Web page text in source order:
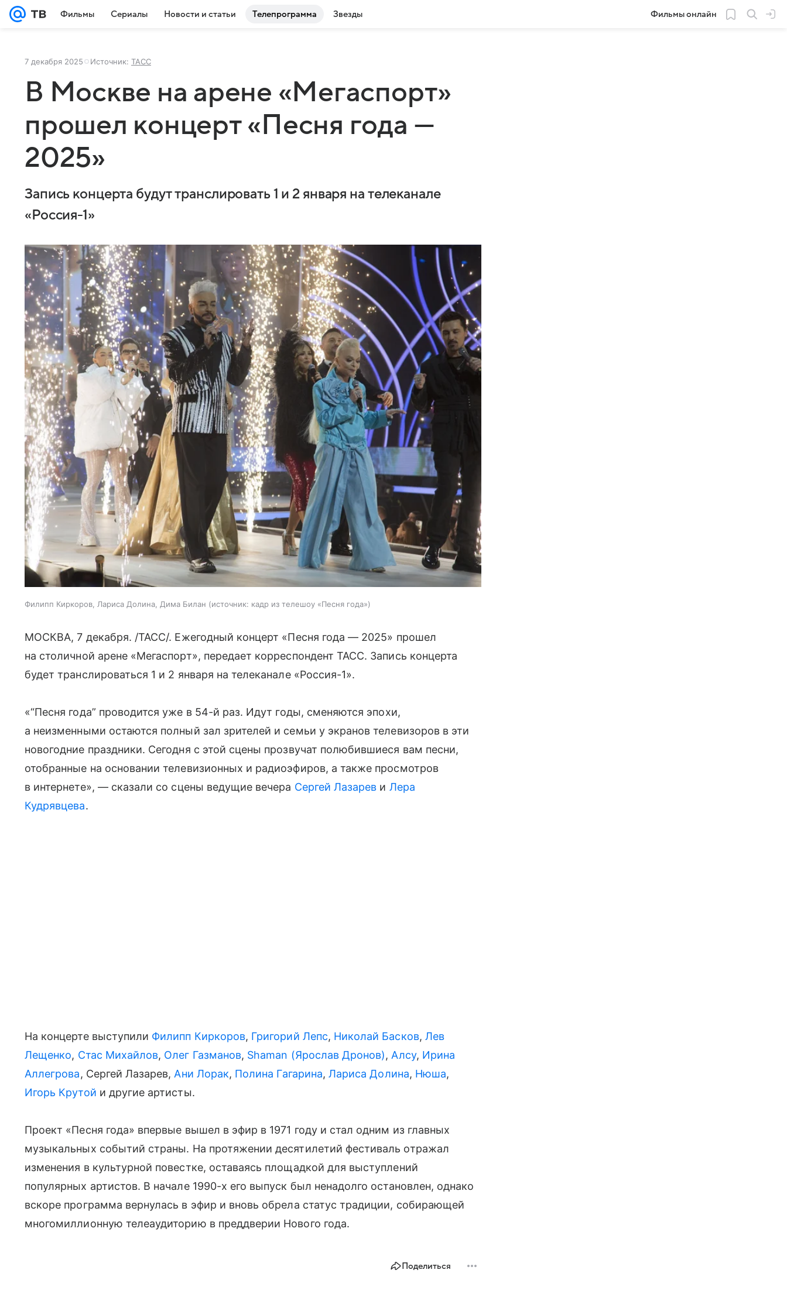
Фильмы Сериалы Новости и статьи Телепрограмма Звезды Фильмы онлайн
7 декабря 2025 Источник: ТАСС
В Москве на арене «Мегаспорт»
прошел концерт «Песня года —
2025»
Запись концерта будут транслировать 1 и 2 января на телеканале
«Россия-1»
Филипп Киркоров, Лариса Долина, Дима Билан источник: кадр из телешоу «Песня года»
МОСКВА, 7 декабря. /ТАСС/. Ежегодный концерт «Песня года — 2025» прошел
на столичной арене «Мегаспорт», передает корреспондент ТАСС. Запись концерта
будет транслироваться 1 и 2 января на телеканале «Россия-1».
«“Песня года” проводится уже в 54-й раз. Идут годы, сменяются эпохи,
а неизменными остаются полный зал зрителей и семьи у экранов телевизоров в эти
новогодние праздники. Сегодня с этой сцены прозвучат полюбившиеся вам песни,
отобранные на основании телевизионных и радиоэфиров, а также просмотров
в интернете», — сказали со сцены ведущие вечера Сергей Лазарев и Лера
Кудрявцева.
На концерте выступили Филипп Киркоров, Григорий Лепс, Николай Басков, Лев
Лещенко, Стас Михайлов, Олег Газманов, Shaman (Ярослав Дронов), Алсу, Ирина
Аллегрова, Сергей Лазарев, Ани Лорак, Полина Гагарина,Лариса Долина, Нюша,
Игорь Крутой и другие артисты.
Проект «Песня года» впервые вышел в эфир в 1971 году и стал одним из главных
музыкальных событий страны. На протяжении десятилетий фестиваль отражал
изменения в культурной повестке, оставаясь площадкой для выступлений
популярных артистов. В начале 1990-х его выпуск был ненадолго остановлен, однако
вскоре программа вернулась в эфир и вновь обрела статус традиции, собирающей
многомиллионную телеаудиторию в преддверии Нового года.
Поделиться